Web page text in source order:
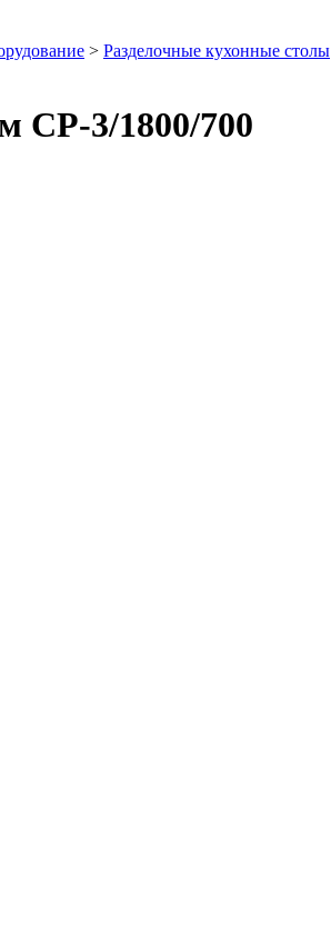
> Разделочные кухонные столы
СР-3/1800/700